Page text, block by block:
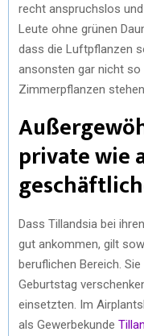
recht anspruchslos
Leute ohne grünen
dass die Luftpflanzen
ansonsten gar nicht
Zimmerpflanzen stehen.
private wie
Dass Tillandsia bei
gut ankommen, gilt
beruflichen Bereich.
Geburtstag
einsetzten. Im
als Gewerbekunde